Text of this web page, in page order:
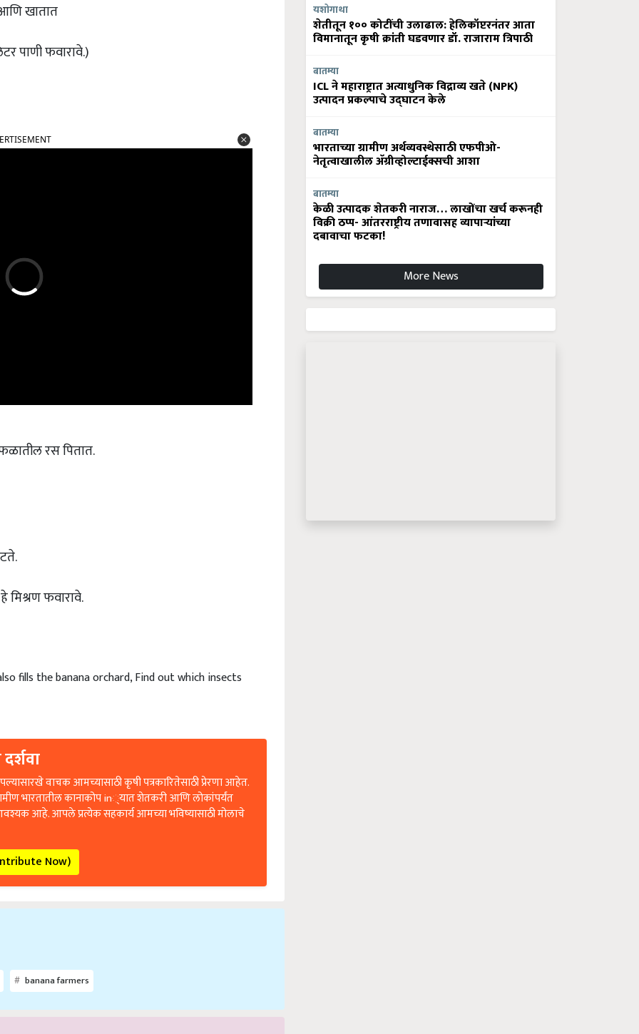
खातात
पाणी फवारावे.)
रस पितात.
मिश्रण फवारावे.
fills the banana orchard, Find out which insects
वाचक आमच्यासाठी कृषी पत्रकारितेसाठी प्रेरणा आहेत.
भारतातील कानाकोप in्यात शेतकरी आणि लोकांपर्यंत
आहे. आपले प्रत्येक सहकार्य आमच्या भविष्यासाठी मोलाचे
Now)
banana farmers
यशोगाथा
शेतीतून १०० कोटींची उलाढाल: हेलिकॉप्टरनंतर आता
विमानातून कृषी क्रांती घडवणार डॉ. राजाराम त्रिपाठी
बातम्या
ICL ने महाराष्ट्रात अत्याधुनिक विद्राव्य खते (NPK)
उत्पादन प्रकल्पाचे उद्घाटन केले
बातम्या
भारताच्या ग्रामीण अर्थव्यवस्थेसाठी एफपीओ-
नेतृत्वाखालील अ‍ॅग्रीव्होल्टाईक्सची आशा
बातम्या
केळी उत्पादक शेतकरी नाराज… लाखोंचा खर्च करूनही
विक्री ठप्प- आंतरराष्ट्रीय तणावासह व्यापाऱ्यांच्या
दबावाचा फटका!
More News